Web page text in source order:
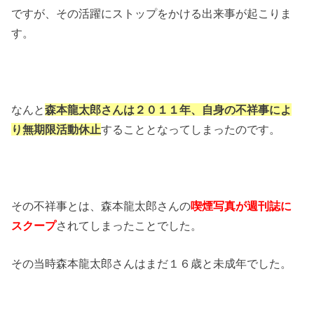
ですが、その活躍にストップをかける出来事が起こりま
す。
なんと森本龍太郎さんは２０１１年、自身の不祥事によ
り無期限活動休止することとなってしまったのです。
その不祥事とは、森本龍太郎さんの喫煙写真が週刊誌に
スクープされてしまったことでした。
その当時森本龍太郎さんはまだ１６歳と未成年でした。